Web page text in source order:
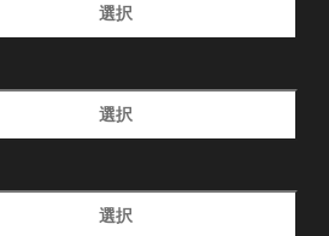
選択
選択
選択